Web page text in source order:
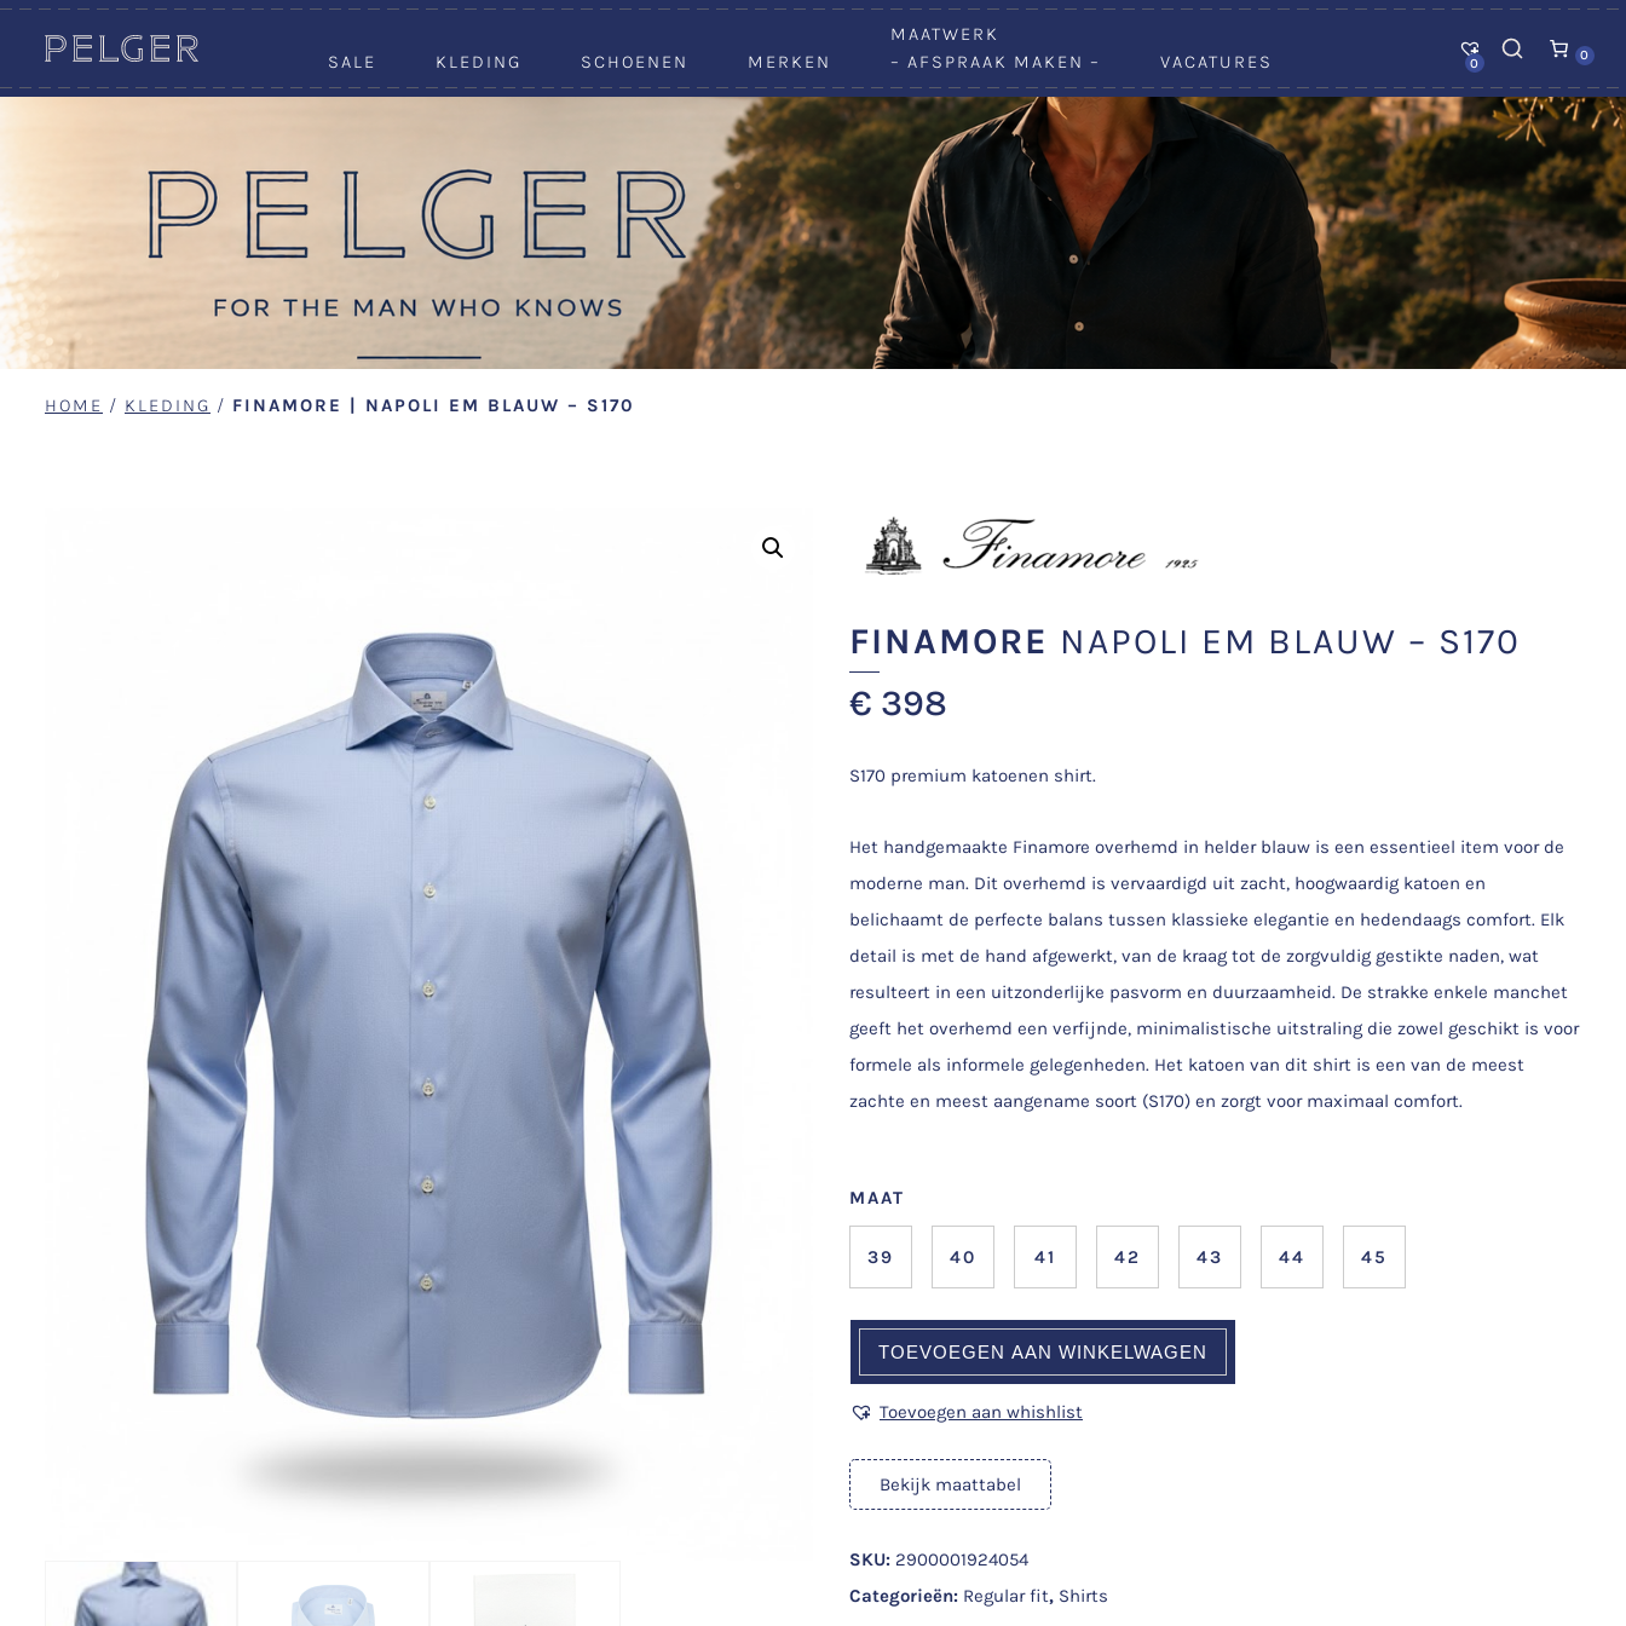
SALE KLEDING SCHOENEN MERKEN
MAATWERK
– AFSPRAAK MAKEN –
VACATURES 0 0
HOME / KLEDING / FINAMORE | NAPOLI EM BLAUW – S170
FINAMORE NAPOLI EM BLAUW – S170
€ 398
S170 premium katoenen shirt.
Het handgemaakte Finamore overhemd in helder blauw is een essentieel item voor de
moderne man. Dit overhemd is vervaardigd uit zacht, hoogwaardig katoen en
belichaamt de perfecte balans tussen klassieke elegantie en hedendaags comfort. Elk
detail is met de hand afgewerkt, van de kraag tot de zorgvuldig gestikte naden, wat
resulteert in een uitzonderlijke pasvorm en duurzaamheid. De strakke enkele manchet
geeft het overhemd een verfijnde, minimalistische uitstraling die zowel geschikt is voor
formele als informele gelegenheden. Het katoen van dit shirt is een van de meest
zachte en meest aangename soort (S170) en zorgt voor maximaal comfort.
MAAT
39 40 41 42 43 44 45
TOEVOEGEN AAN WINKELWAGEN
Toevoegen aan whishlist
Bekijk maattabel
SKU: 2900001924054
Categorieën: Regular fit, Shirts